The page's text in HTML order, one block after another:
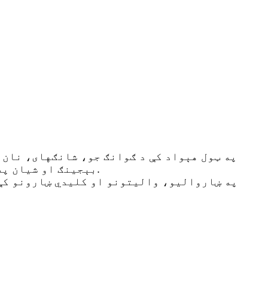
په ټول هېواد کې د ګوانګ جو، شانګهای،
بېجينګ او شيان په نومونو ۷ دفترونه شته.
په ښاروالیو، والیتونو او کلیدي ښارونو